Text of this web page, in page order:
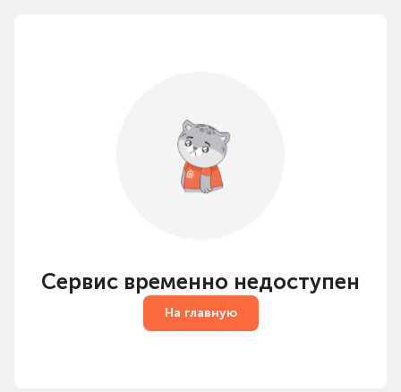
Сервис временно недоступен
На главную